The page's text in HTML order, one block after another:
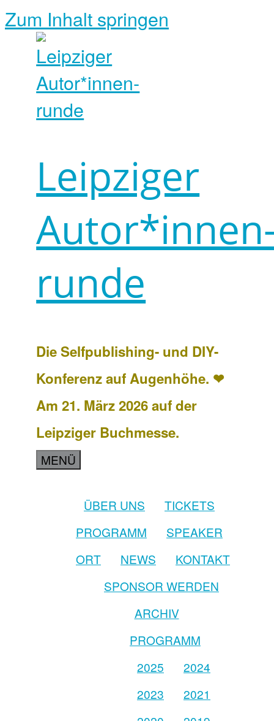
Zum Inhalt springen
Leipziger
runde
Die Selfpublishing- und DIY-
Konferenz auf Augenhöhe. ❤
Am 21. März 2026 auf der
Leipziger Buchmesse.
MENÜ
ÜBER UNS
TICKETS
PROGRAMM
SPEAKER
ORT
NEWS
KONTAKT
SPONSOR WERDEN
ARCHIV
PROGRAMM
2025
2024
2023
2021